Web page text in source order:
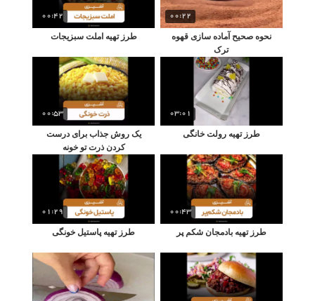
00:22
نحوه صحیح آماده سازی قهوه
ترک
00:42
طرز تهیه املت سبزیجات
03:01
طرز تهیه رولت خانگی
00:53
یک روش جذاب برای درست
کردن ذرت تو خونه
00:43
طرز تهیه بادمجان شکم پر
01:29
طرز تهیه پاستیل خونگی